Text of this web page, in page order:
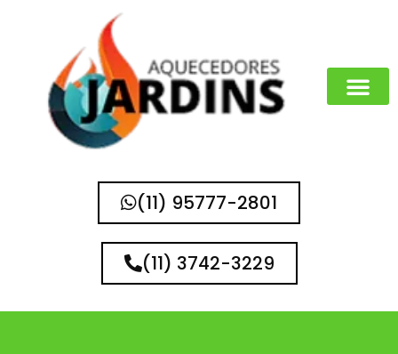
(11) 95777-2801
(11) 3742-3229